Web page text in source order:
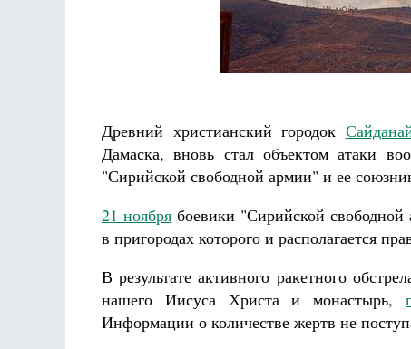
Древний христианский городок
Дамаска, вновь стал объектом атаки
"Сирийской свободной армии" и ее
21 ноября боевики "Сирийской
в пригородах которого и располагается
В результате активного ракетного
нашего Иисуса Христа и монастырь,
Информации о количестве жертв не
Кирилл Мурышев